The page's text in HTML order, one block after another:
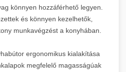
könnyen hozzáférhető legyen.
és könnyen kezelhetők,
munkavégzést a konyhában.
ergonomikus kialakítása
megfelelő magasságúak